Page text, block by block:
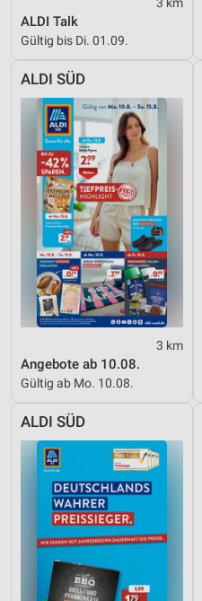
ALDI Talk
Gültig bis Di. 01.09.
ALDI SÜD
3 km
Angebote ab 10.08.
Gültig ab Mo. 10.08.
ALDI SÜD